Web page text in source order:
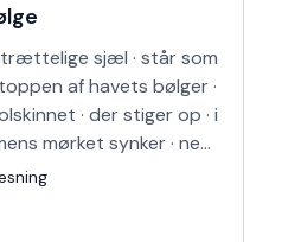
sjæl · står som
af havets bølger ·
· der stiger op · i
mørket synker · ned
Jeg føler din varme, · st…